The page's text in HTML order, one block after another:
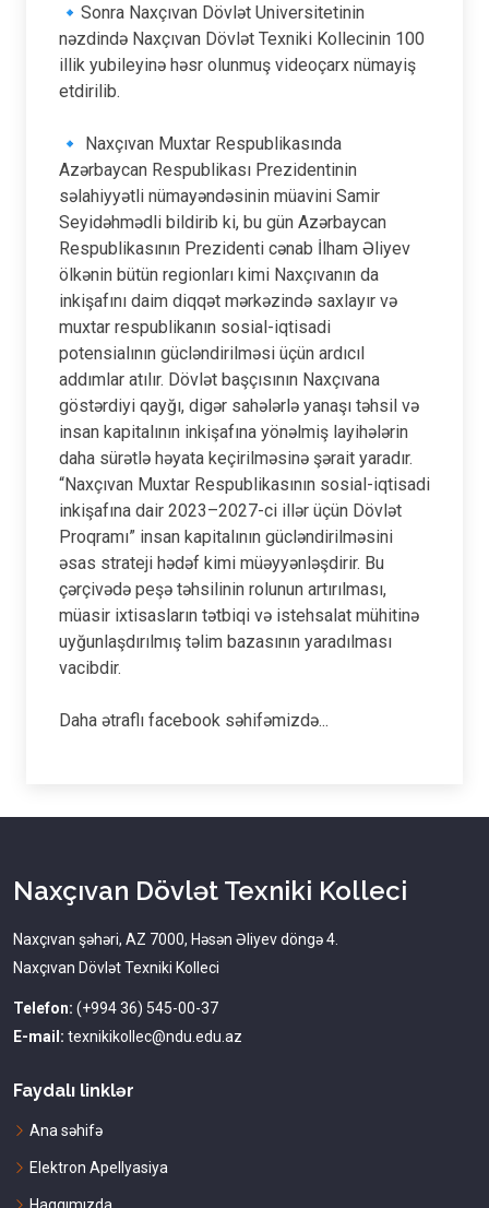
🔹Sonra Naxçıvan Dövlət Universitetinin
nəzdində Naxçıvan Dövlət Texniki Kollecinin 100
illik yubileyinə həsr olunmuş videoçarx nümayiş
etdirilib.
🔹 Naxçıvan Muxtar Respublikasında
Azərbaycan Respublikası Prezidentinin
səlahiyyətli nümayəndəsinin müavini Samir
Seyidəhmədli bildirib ki, bu gün Azərbaycan
Respublikasının Prezidenti cənab İlham Əliyev
ölkənin bütün regionları kimi Naxçıvanın da
inkişafını daim diqqət mərkəzində saxlayır və
muxtar respublikanın sosial-iqtisadi
potensialının gücləndirilməsi üçün ardıcıl
addımlar atılır. Dövlət başçısının Naxçıvana
göstərdiyi qayğı, digər sahələrlə yanaşı təhsil və
insan kapitalının inkişafına yönəlmiş layihələrin
daha sürətlə həyata keçirilməsinə şərait yaradır.
“Naxçıvan Muxtar Respublikasının sosial-iqtisadi
inkişafına dair 2023–2027-ci illər üçün Dövlət
Proqramı” insan kapitalının gücləndirilməsini
əsas strateji hədəf kimi müəyyənləşdirir. Bu
çərçivədə peşə təhsilinin rolunun artırılması,
müasir ixtisasların tətbiqi və istehsalat mühitinə
uyğunlaşdırılmış təlim bazasının yaradılması
vacibdir.
Daha ətraflı facebook səhifəmizdə...
Naxçıvan Dövlət Texniki Kolleci
Naxçıvan şəhəri, AZ 7000, Həsən Əliyev döngə 4.
Naxçıvan Dövlət Texniki Kolleci
Telefon: (+994 36) 545-00-37
E-mail: texnikikollec@ndu.edu.az
Faydalı linklər
Ana səhifə
Elektron Apellyasiya